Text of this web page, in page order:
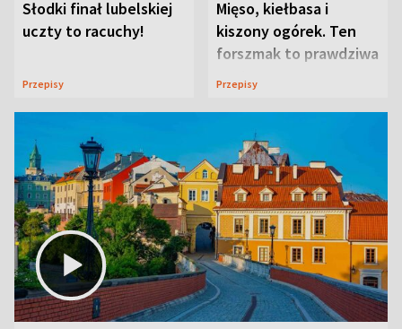
Słodki finał lubelskiej
uczty to racuchy!
Przepisy
Mięso, kiełbasa i
kiszony ogórek. Ten
forszmak to prawdziwa
uczta
Przepisy